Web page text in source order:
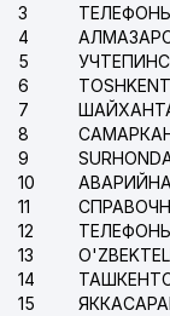
3
4
5
6
7
8
9
10
11
12
13
14
15